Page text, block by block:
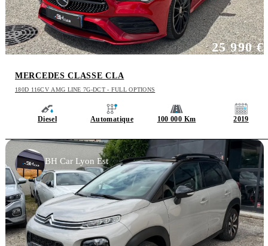
MERCEDES CLASSE CLA
180D 116CV AMG LINE 7G-DCT - FULL OPTIONS
Diesel Automatique 100 000 Km 2019
25 990 €
BH Car Lyon Est